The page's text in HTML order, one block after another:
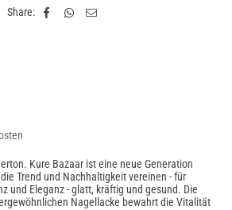
Share:
Kure Bazaar ist eine neue Generation
Trend und Nachhaltigkeit vereinen - für
und Eleganz - glatt, kräftig und gesund. Die
Nagellacke bewahrt die Vitalität